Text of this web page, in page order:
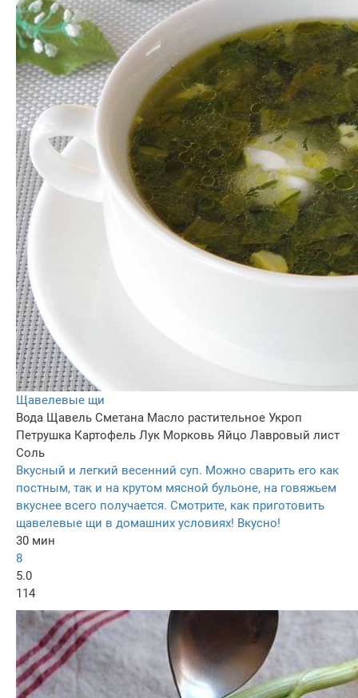
Щавелевые щи
Вода Щавель Сметана Масло растительное Укроп
Петрушка Картофель Лук Морковь Яйцо Лавровый лист
Соль
Вкусный и легкий весенний суп. Можно сварить его как
постным, так и на крутом мясной бульоне, на говяжьем
вкуснее всего получается. Смотрите, как приготовить
щавелевые щи в домашних условиях! Вкусно!
30 мин
8
5.0
114